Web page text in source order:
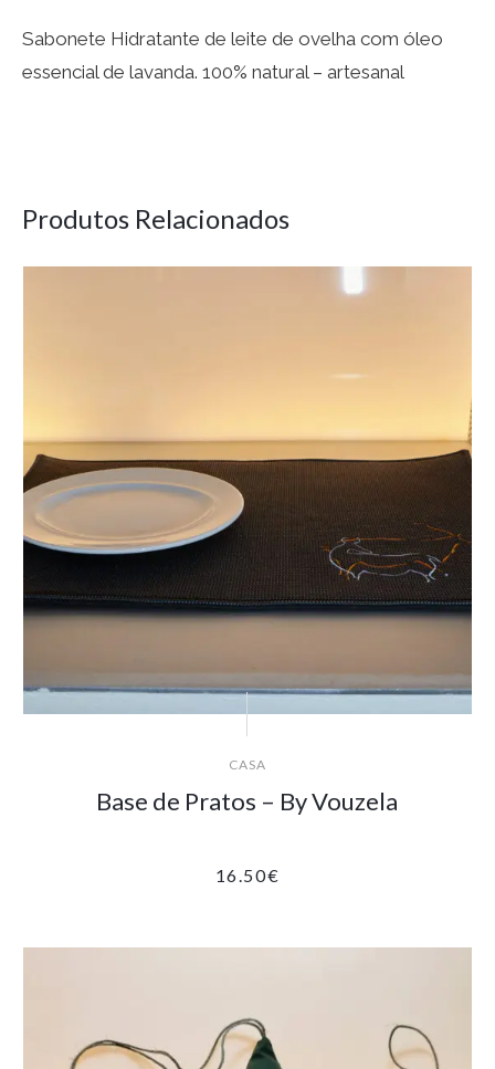
Sabonete Hidratante de leite de ovelha com óleo
essencial de lavanda. 100% natural – artesanal
Produtos Relacionados
CASA
Base de Pratos – By Vouzela
16.50€